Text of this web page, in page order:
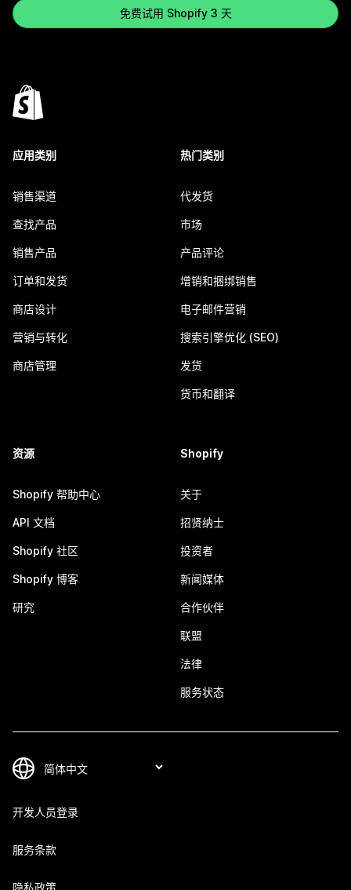
免费试用 Shopify 3 天
应用类别
销售渠道
查找产品
销售产品
订单和发货
商店设计
营销与转化
商店管理
热门类别
代发货
市场
产品评论
增销和捆绑销售
电子邮件营销
搜索引擎优化 (SEO)
发货
货币和翻译
资源
Shopify 帮助中心
API 文档
Shopify 社区
Shopify 博客
研究
Shopify
关于
招贤纳士
投资者
新闻媒体
合作伙伴
联盟
法律
服务状态
开发人员登录
服务条款
隐私政策